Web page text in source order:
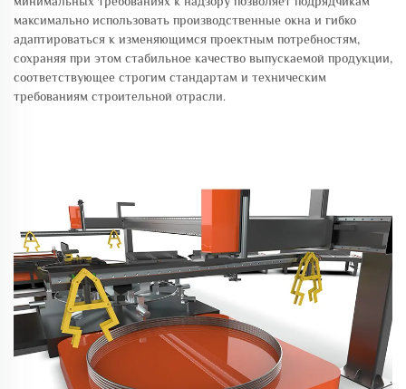
максимально использовать производственные окна и гибко
адаптироваться к изменяющимся проектным потребностям,
сохраняя при этом стабильное качество выпускаемой продукции,
соответствующее строгим стандартам и техническим
требованиям строительной отрасли.